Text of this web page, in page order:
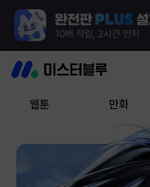
웹툰 만화